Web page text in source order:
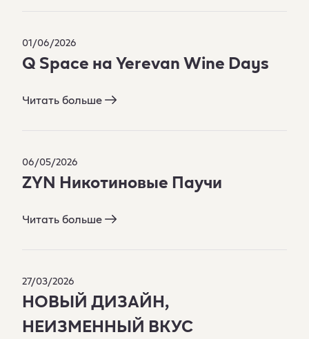
01/06/2026
Q Space на Yerevan Wine Days​
Читать больше
06/05/2026
ZYN Никотиновые Паучи
Читать больше
27/03/2026
НОВЫЙ ДИЗАЙН,
НЕИЗМЕННЫЙ ВКУС